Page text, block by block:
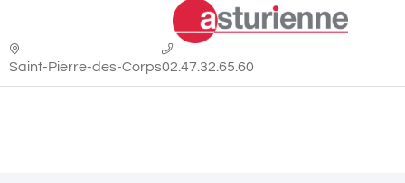
Saint-Pierre-des-Corps02.47.32.65.60